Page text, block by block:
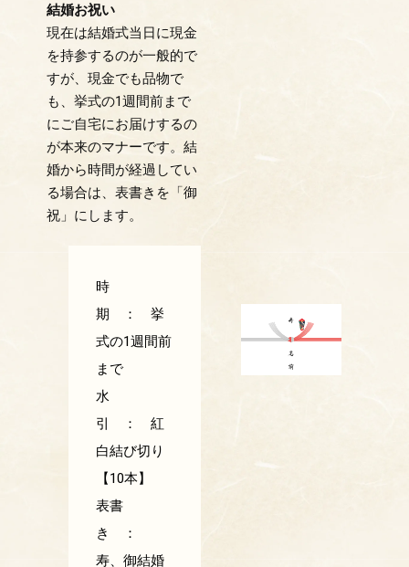
結婚お祝い
現在は結婚式当日に現金
を持参するのが一般的で
すが、現金でも品物で
も、挙式の1週間前まで
にご自宅にお届けするの
が本来のマナーです。結
婚から時間が経過してい
る場合は、表書きを「御
祝」にします。
時
期 ： 挙
式の1週間前
まで
水
引 ： 紅
白結び切り
【10本】
表書
き ：
寿、御結婚